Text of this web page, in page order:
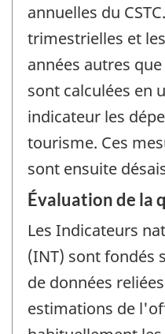
annuelles du
trimestrielles et
années autres
sont calculées en
indicateur les
tourisme. Ces
sont ensuite
Évaluation de la
Les Indicateurs
(INT) sont fondés
de données
estimations de